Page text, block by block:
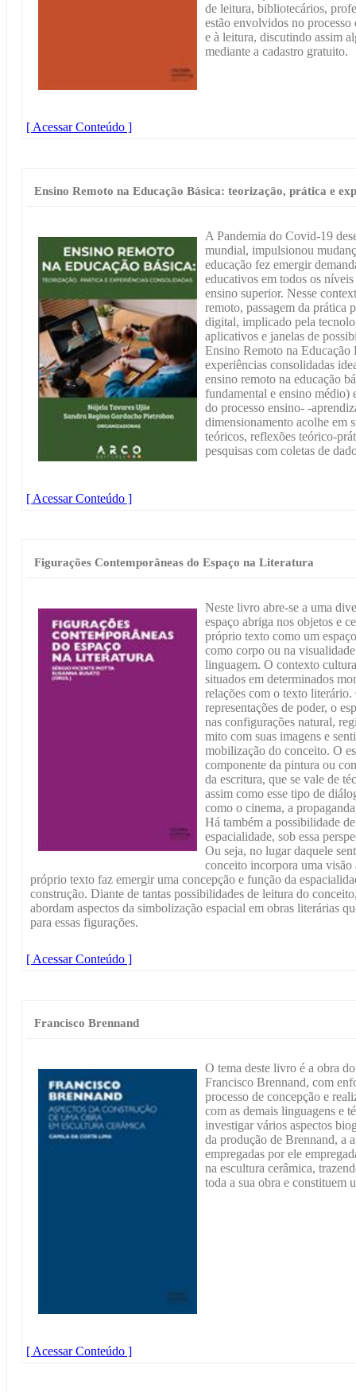
de leitura, bibliotecários,
estão envolvidos no
e à leitura, discutindo assim
mediante a cadastro gratuito.
[ Acessar Conteúdo ]
Ensino Remoto na Educação Básica: teorização, prática e
A Pandemia do Covid-19
mundial, impulsionou
educação fez emergir
educativos em todos os
ensino superior. Nesse
remoto, passagem da prática
digital, implicado pela
aplicativos e janelas de
Ensino Remoto na Educação
experiências consolidadas
ensino remoto na educação
fundamental e ensino médio)
do processo ensino- -
dimensionamento acolhe em
teóricos, reflexões teórico-
pesquisas com coletas de
[ Acessar Conteúdo ]
Figurações Contemporâneas do Espaço na Literatura
Neste livro abre-se a uma
espaço abriga nos objetos e
próprio texto como um
como corpo ou na
linguagem. O contexto
situados em determinados
relações com o texto
representações de poder, o
nas configurações natural,
mito com suas imagens e
mobilização do conceito. O
componente da pintura ou
da escritura, que se vale de
assim como esse tipo de
como o cinema, a
Há também a possibilidade
espacialidade, sob essa
Ou seja, no lugar daquele
conceito incorpora uma
próprio texto faz emergir uma concepção e função da
construção. Diante de tantas possibilidades de leitura do
abordam aspectos da simbolização espacial em obras literárias
para essas figurações.
[ Acessar Conteúdo ]
Francisco Brennand
O tema deste livro é a obra
Francisco Brennand, com
processo de concepção e
com as demais linguagens e
investigar vários aspectos
da produção de Brennand, a
empregadas por ele
na escultura cerâmica,
toda a sua obra e constituem
[ Acessar Conteúdo ]